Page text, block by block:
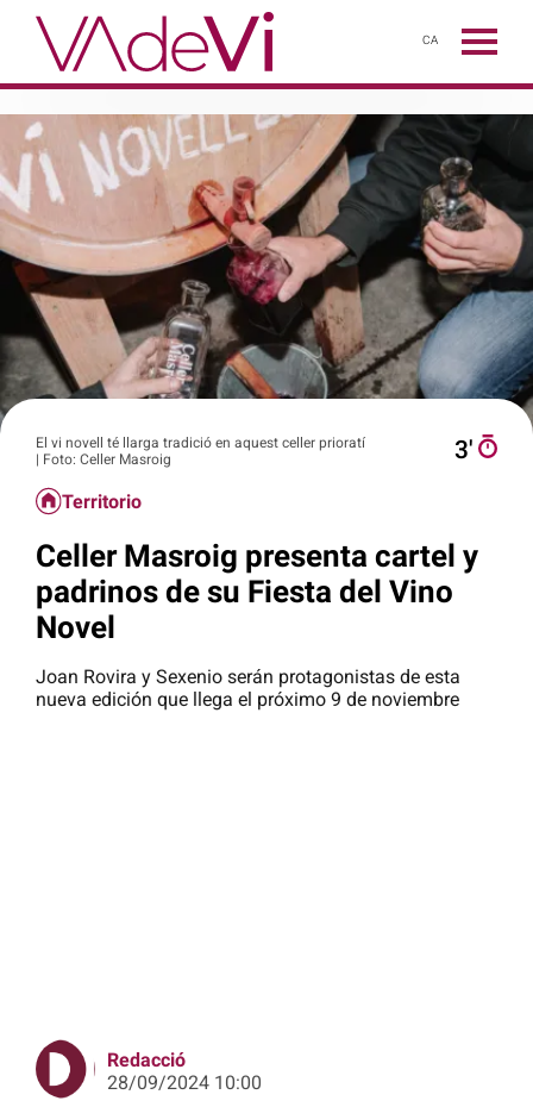
CA
El vi novell té llarga tradició en aquest celler prioratí
| Foto: Celler Masroig
3′
Territorio
Celler Masroig presenta cartel y
padrinos de su Fiesta del Vino
Novel
Joan Rovira y Sexenio serán protagonistas de esta
nueva edición que llega el próximo 9 de noviembre
Redacció
28/09/2024 10:00